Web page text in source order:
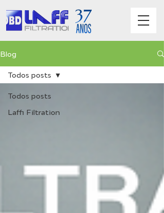
Blog
Todos posts
Laffi Filtration
Todos posts